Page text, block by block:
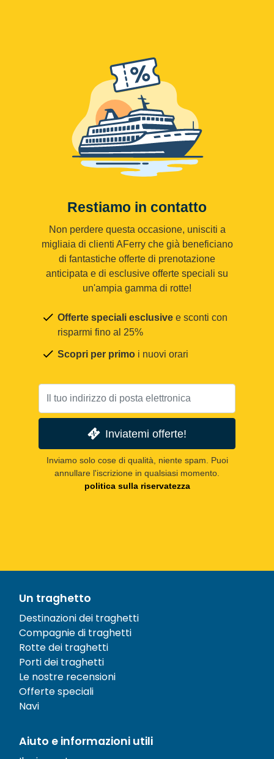
Restiamo in contatto
Non perdere questa occasione, unisciti a
migliaia di clienti AFerry che già beneficiano
di fantastiche offerte di prenotazione
anticipata e di esclusive offerte speciali su
un'ampia gamma di rotte!
Offerte speciali esclusive e sconti con
risparmi fino al 25%
Scopri per primo i nuovi orari
Inviatemi offerte!
Inviamo solo cose di qualità, niente spam. Puoi
annullare l'iscrizione in qualsiasi momento.
politica sulla riservatezza
Un traghetto
Destinazioni dei traghetti
Compagnie di traghetti
Rotte dei traghetti
Porti dei traghetti
Le nostre recensioni
Offerte speciali
Navi
Aiuto e informazioni utili